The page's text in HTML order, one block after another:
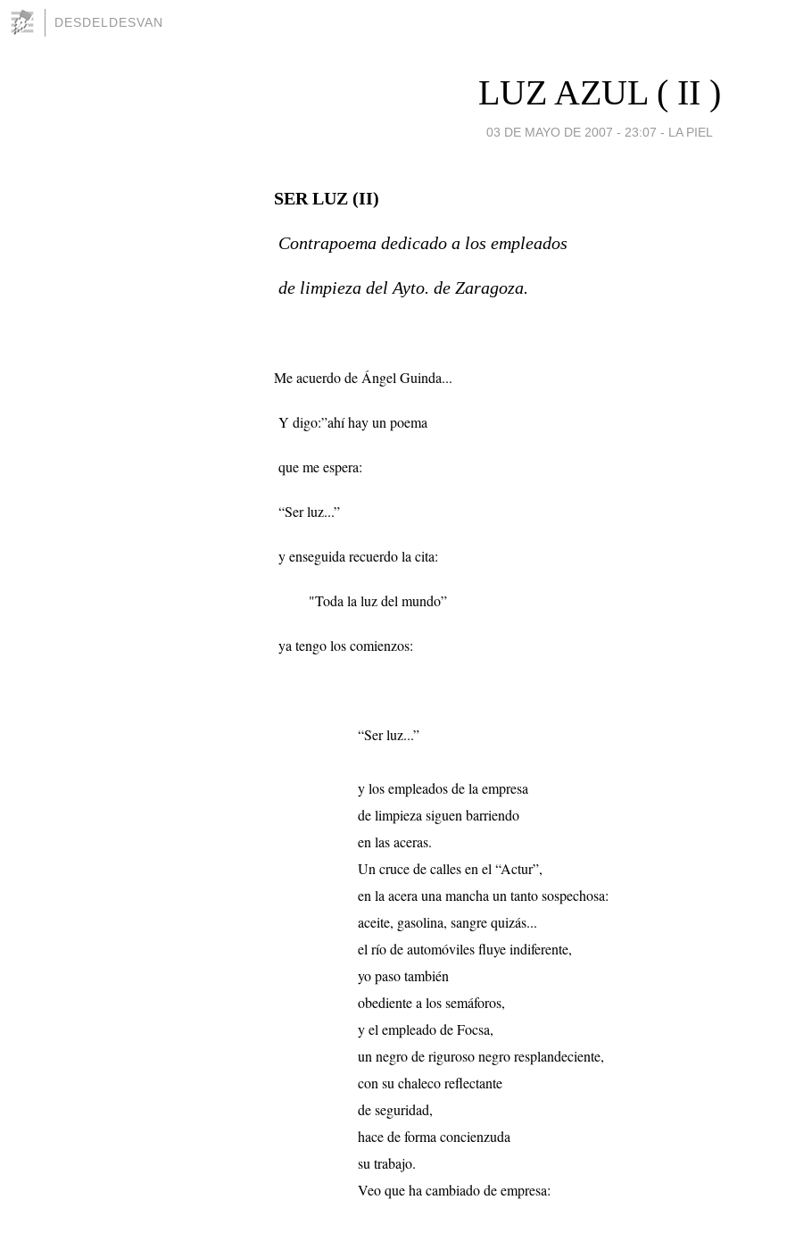
DESDELDESVAN
LUZ AZUL ( II )
03 DE MAYO DE 2007 - 23:07 - LA PIEL
SER LUZ (II)
Contrapoema dedicado a los empleados
de limpieza del Ayto. de Zaragoza.
Me acuerdo de Ángel Guinda...
Y digo:”ahí hay un poema
que me espera:
“Ser luz...”
y enseguida recuerdo la cita:
"Toda la luz del mundo”
ya tengo los comienzos:
“Ser luz...”
y los empleados de la empresa
de limpieza siguen barriendo
en las aceras.
Un cruce de calles en el “Actur”,
en la acera una manchaun tanto sospechosa:
aceite, gasolina, sangre quizás...
el río de automóviles fluye indiferente,
yo paso también
obediente a los semáforos,
y el empleado de Focsa,
un negro de riguroso negro resplandeciente,
con su chaleco reflectante
de seguridad,
hace de forma concienzuda
su trabajo.
Veo que ha cambiado de empresa: